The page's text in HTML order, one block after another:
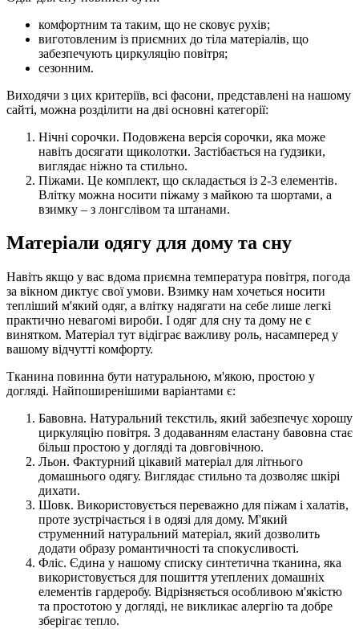
комфортним та таким, що не сковує рухів;
виготовленим із приємних до тіла матеріалів, що
забезпечують циркуляцію повітря;
сезонним.
Виходячи з цих критеріїв, всі фасони, представлені на нашому
сайті, можна розділити на дві основні категорії:
Нічні сорочки. Подовжена версія сорочки, яка може
навіть досягати щиколотки. Застібається на ґудзики,
виглядає ніжно та стильно.
Піжами. Це комплект, що складається із 2-3 елементів.
Влітку можна носити піжаму з майкою та шортами, а
взимку – з лонгслівом та штанами.
Матеріали одягу для дому та сну
Навіть якщо у вас вдома приємна температура повітря, погода
за вікном диктує свої умови. Взимку нам хочеться носити
тепліший м'який одяг, а влітку надягати на себе лише легкі
практично невагомі вироби. І одяг для сну та дому не є
винятком. Матеріал тут відіграє важливу роль, насамперед у
вашому відчутті комфорту.
Тканина повинна бути натуральною, м'якою, простою у
догляді. Найпоширенішими варіантами є:
Бавовна. Натуральний текстиль, який забезпечує хорошу
циркуляцію повітря. З додаванням еластану бавовна стає
більш простою у догляді та довговічною.
Льон. Фактурний цікавий матеріал для літнього
домашнього одягу. Виглядає стильно та дозволяє шкірі
дихати.
Шовк. Використовується переважно для піжам і халатів,
проте зустрічається і в одязі для дому. М'який
струменний натуральний матеріал, який дозволить
додати образу романтичності та спокусливості.
Фліс. Єдина у нашому списку синтетична тканина, яка
використовується для пошиття утеплених домашніх
елементів гардеробу. Відрізняється особливою м'якістю
та простотою у догляді, не викликає алергію та добре
зберігає тепло.